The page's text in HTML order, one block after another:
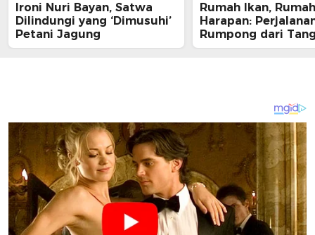
Ironi Nuri Bayan, Satwa
Dilindungi yang ‘Dimusuhi’
Petani Jagung
Rumah Ikan, Rumah
Harapan:
Rumpong dari
Nelayan ke Meja